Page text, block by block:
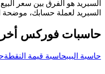
السبريد لعملة حسابك، موضحة
حاسبات فوركس
حاسبة البيبحاسبة قيمة النقطة